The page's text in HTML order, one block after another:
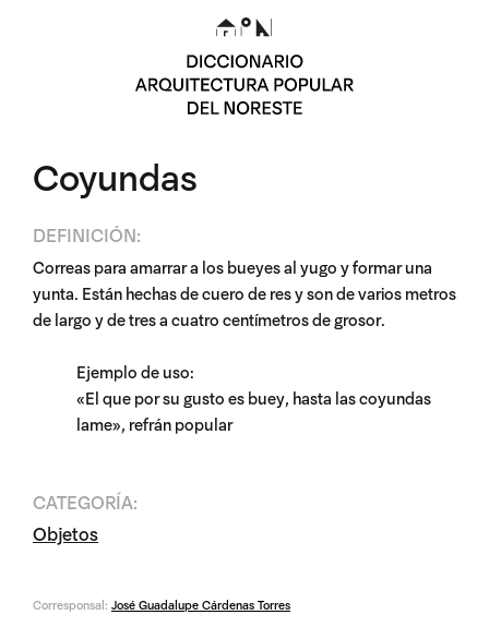
Coyundas
DEFINICIÓN:
Correas para amarrar a los bueyes al yugo y formar una
yunta. Están hechas de cuero de res y son de varios metros
de largo y de tres a cuatro centímetros de grosor.
Ejemplo de uso:
«El que por su gusto es buey, hasta las coyundas
lame», refrán popular
CATEGORÍA:
Objetos
Corresponsal: José Guadalupe Cárdenas Torres